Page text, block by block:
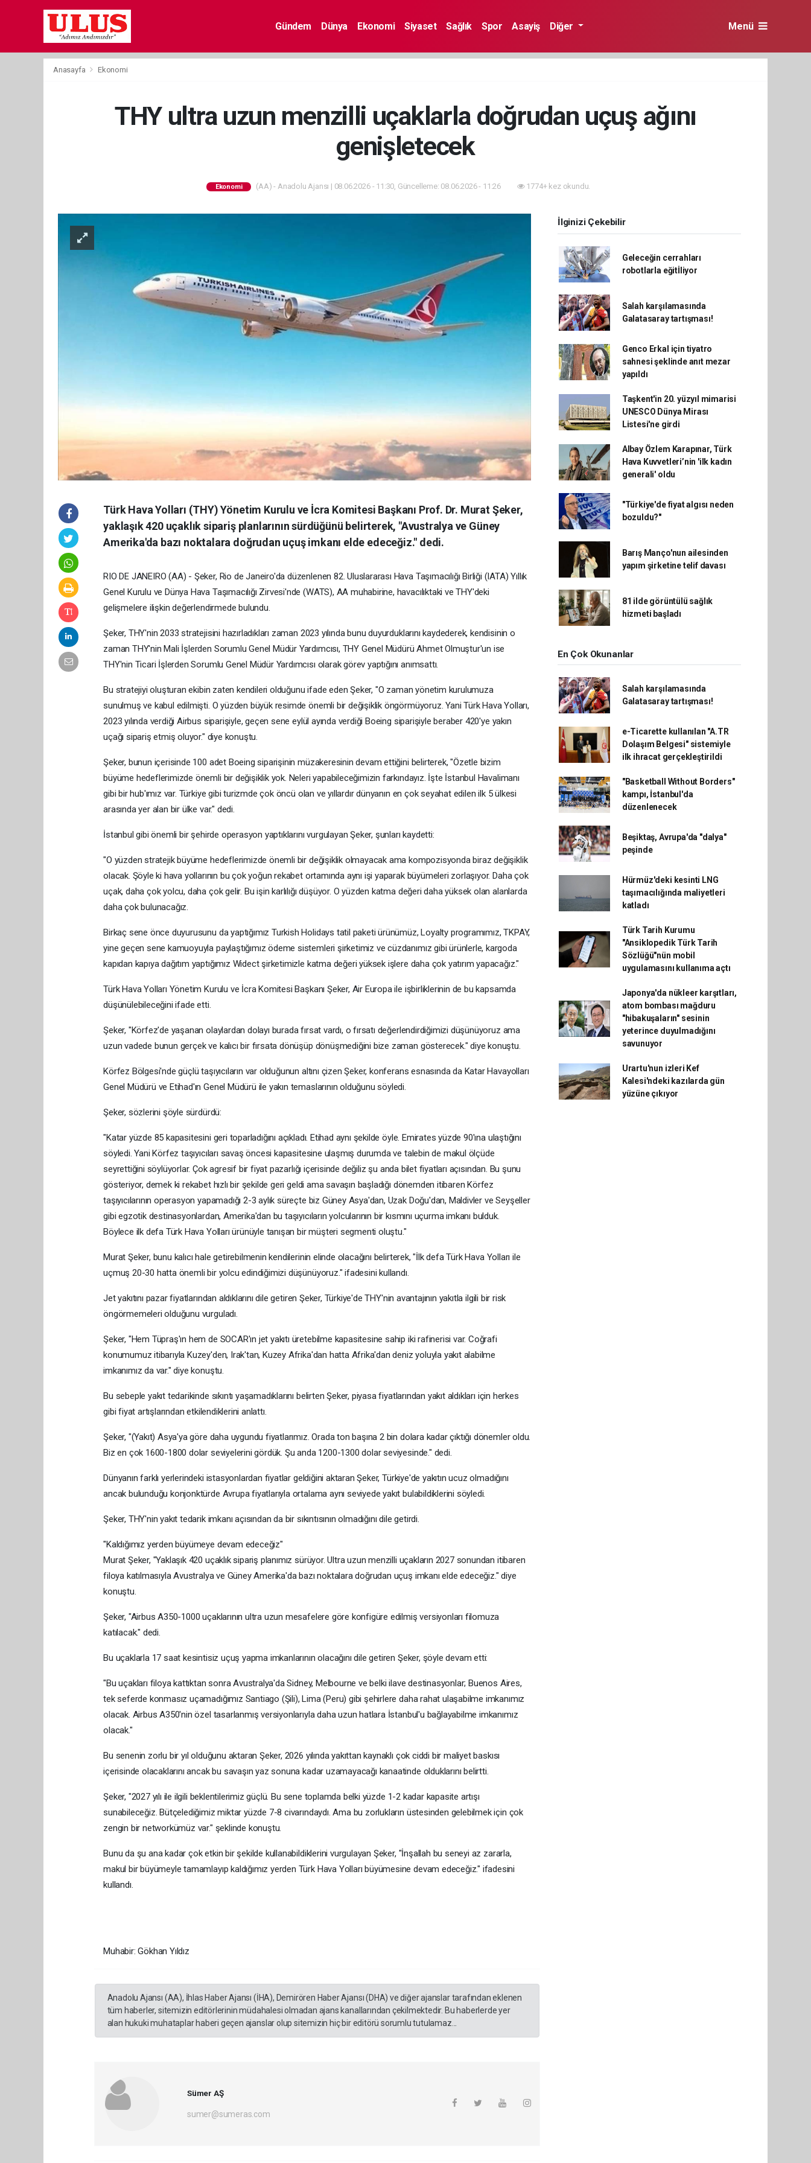
Gündem Dünya Ekonomi Siyaset Sağlık Spor Asayiş Diğer Menü
Anasayfa Ekonomi
THY ultra uzun menzilli uçaklarla doğrudan uçuş ağını
genişletecek
Ekonomi (AA) - Anadolu Ajansı | 08.06.2026 - 11:30, Güncelleme: 08.06.2026 - 11:26 1774+ kez okundu.
Türk Hava Yolları (THY) Yönetim Kurulu ve İcra Komitesi Başkanı Prof. Dr. Murat Şeker,
yaklaşık 420 uçaklık sipariş planlarının sürdüğünü belirterek, "Avustralya ve Güney
Amerika'da bazı noktalara doğrudan uçuş imkanı elde edeceğiz." dedi.
RIO DE JANEIRO (AA) - Şeker, Rio de Janeiro'da düzenlenen 82. Uluslararası Hava Taşımacılığı Birliği (IATA) Yıllık
Genel Kurulu ve Dünya Hava Taşımacılığı Zirvesi'nde (WATS), AA muhabirine, havacılıktaki ve THY'deki
gelişmelere ilişkin değerlendirmede bulundu.
Şeker, THY'nin 2033 stratejisini hazırladıkları zaman 2023 yılında bunu duyurduklarını kaydederek, kendisinin o
zaman THY'nin Mali İşlerden Sorumlu Genel Müdür Yardımcısı, THY Genel Müdürü Ahmet Olmuştur'un ise
THY'nin Ticari İşlerden Sorumlu Genel Müdür Yardımcısı olarak görev yaptığını anımsattı.
Bu stratejiyi oluşturan ekibin zaten kendileri olduğunu ifade eden Şeker, "O zaman yönetim kurulumuza
sunulmuş ve kabul edilmişti. O yüzden büyük resimde önemli bir değişiklik öngörmüyoruz. Yani Türk Hava Yolları,
2023 yılında verdiği Airbus siparişiyle, geçen sene eylül ayında verdiği Boeing siparişiyle beraber 420'ye yakın
uçağı sipariş etmiş oluyor." diye konuştu.
Şeker, bunun içerisinde 100 adet Boeing siparişinin müzakeresinin devam ettiğini belirterek, "Özetle bizim
büyüme hedeflerimizde önemli bir değişiklik yok. Neleri yapabileceğimizin farkındayız. İşte İstanbul Havalimanı
gibi bir hub'ımız var. Türkiye gibi turizmde çok öncü olan ve yıllardır dünyanın en çok seyahat edilen ilk 5 ülkesi
arasında yer alan bir ülke var." dedi.
İstanbul gibi önemli bir şehirde operasyon yaptıklarını vurgulayan Şeker, şunları kaydetti:
"O yüzden stratejik büyüme hedeflerimizde önemli bir değişiklik olmayacak ama kompozisyonda biraz değişiklik
olacak. Şöyle ki hava yollarının bu çok yoğun rekabet ortamında aynı işi yaparak büyümeleri zorlaşıyor. Daha çok
uçak, daha çok yolcu, daha çok gelir. Bu işin karlılığı düşüyor. O yüzden katma değeri daha yüksek olan alanlarda
daha çok bulunacağız.
Birkaç sene önce duyurusunu da yaptığımız Turkish Holidays tatil paketi ürünümüz, Loyalty programımız, TKPAY,
yine geçen sene kamuoyuyla paylaştığımız ödeme sistemleri şirketimiz ve cüzdanımız gibi ürünlerle, kargoda
kapıdan kapıya dağıtım yaptığımız Widect şirketimizle katma değeri yüksek işlere daha çok yatırım yapacağız."
Türk Hava Yolları Yönetim Kurulu ve İcra Komitesi Başkanı Şeker, Air Europa ile işbirliklerinin de bu kapsamda
düşünülebileceğini ifade etti.
Şeker, "Körfez'de yaşanan olaylardan dolayı burada fırsat vardı, o fırsatı değerlendirdiğimizi düşünüyoruz ama
uzun vadede bunun gerçek ve kalıcı bir fırsata dönüşüp dönüşmediğini bize zaman gösterecek." diye konuştu.
Körfez Bölgesi'nde güçlü taşıyıcıların var olduğunun altını çizen Şeker, konferans esnasında da Katar Havayolları
Genel Müdürü ve Etihad'ın Genel Müdürü ile yakın temaslarının olduğunu söyledi.
Şeker, sözlerini şöyle sürdürdü:
"Katar yüzde 85 kapasitesini geri toparladığını açıkladı. Etihad aynı şekilde öyle. Emirates yüzde 90'ına ulaştığını
söyledi. Yani Körfez taşıyıcıları savaş öncesi kapasitesine ulaşmış durumda ve talebin de makul ölçüde
seyrettiğini söylüyorlar. Çok agresif bir fiyat pazarlığı içerisinde değiliz şu anda bilet fiyatları açısından. Bu şunu
gösteriyor, demek ki rekabet hızlı bir şekilde geri geldi ama savaşın başladığı dönemden itibaren Körfez
taşıyıcılarının operasyon yapamadığı 2-3 aylık süreçte biz Güney Asya'dan, Uzak Doğu'dan, Maldivler ve Seyşeller
gibi egzotik destinasyonlardan, Amerika'dan bu taşıyıcıların yolcularının bir kısmını uçurma imkanı bulduk.
Böylece ilk defa Türk Hava Yolları ürünüyle tanışan bir müşteri segmenti oluştu."
Murat Şeker, bunu kalıcı hale getirebilmenin kendilerinin elinde olacağını belirterek, "İlk defa Türk Hava Yolları ile
uçmuş 20-30 hatta önemli bir yolcu edindiğimizi düşünüyoruz." ifadesini kullandı.
Jet yakıtını pazar fiyatlarından aldıklarını dile getiren Şeker, Türkiye'de THY'nin avantajının yakıtla ilgili bir risk
öngörmemeleri olduğunu vurguladı.
Şeker, "Hem Tüpraş'ın hem de SOCAR'ın jet yakıtı üretebilme kapasitesine sahip iki rafinerisi var. Coğrafi
konumumuz itibarıyla Kuzey'den, Irak'tan, Kuzey Afrika'dan hatta Afrika'dan deniz yoluyla yakıt alabilme
imkanımız da var." diye konuştu.
Bu sebeple yakıt tedarikinde sıkıntı yaşamadıklarını belirten Şeker, piyasa fiyatlarından yakıt aldıkları için herkes
gibi fiyat artışlarından etkilendiklerini anlattı.
Şeker, "(Yakıt) Asya'ya göre daha uygundu fiyatlarımız. Orada ton başına 2 bin dolara kadar çıktığı dönemler oldu.
Biz en çok 1600-1800 dolar seviyelerini gördük. Şu anda 1200-1300 dolar seviyesinde." dedi.
Dünyanın farklı yerlerindeki istasyonlardan fiyatlar geldiğini aktaran Şeker, Türkiye'de yakıtın ucuz olmadığını
ancak bulunduğu konjonktürde Avrupa fiyatlarıyla ortalama aynı seviyede yakıt bulabildiklerini söyledi.
Şeker, THY'nin yakıt tedarik imkanı açısından da bir sıkıntısının olmadığını dile getirdi.
"Kaldığımız yerden büyümeye devam edeceğiz"
Murat Şeker, "Yaklaşık 420 uçaklık sipariş planımız sürüyor. Ultra uzun menzilli uçakların 2027 sonundan itibaren
filoya katılmasıyla Avustralya ve Güney Amerika'da bazı noktalara doğrudan uçuş imkanı elde edeceğiz." diye
konuştu.
Şeker, "Airbus A350-1000 uçaklarının ultra uzun mesafelere göre konfigüre edilmiş versiyonları filomuza
katılacak." dedi.
Bu uçaklarla 17 saat kesintisiz uçuş yapma imkanlarının olacağını dile getiren Şeker, şöyle devam etti:
"Bu uçakları filoya kattıktan sonra Avustralya'da Sidney, Melbourne ve belki ilave destinasyonlar; Buenos Aires,
tek seferde konmasız uçamadığımız Santiago (Şili), Lima (Peru) gibi şehirlere daha rahat ulaşabilme imkanımız
olacak. Airbus A350'nin özel tasarlanmış versiyonlarıyla daha uzun hatlara İstanbul'u bağlayabilme imkanımız
olacak."
Bu senenin zorlu bir yıl olduğunu aktaran Şeker, 2026 yılında yakıttan kaynaklı çok ciddi bir maliyet baskısı
içerisinde olacaklarını ancak bu savaşın yaz sonuna kadar uzamayacağı kanaatinde olduklarını belirtti.
Şeker, "2027 yılı ile ilgili beklentilerimiz güçlü. Bu sene toplamda belki yüzde 1-2 kadar kapasite artışı
sunabileceğiz. Bütçelediğimiz miktar yüzde 7-8 civarındaydı. Ama bu zorlukların üstesinden gelebilmek için çok
zengin bir networkümüz var." şeklinde konuştu.
Bunu da şu ana kadar çok etkin bir şekilde kullanabildiklerini vurgulayan Şeker, "İnşallah bu seneyi az zararla,
makul bir büyümeyle tamamlayıp kaldığımız yerden Türk Hava Yolları büyümesine devam edeceğiz." ifadesini
kullandı.
Muhabir: Gökhan Yıldız
Anadolu Ajansı (AA), İhlas Haber Ajansı (İHA), Demirören Haber Ajansı (DHA) ve diğer ajanslar tarafından eklenen
tüm haberler, sitemizin editörlerinin müdahalesi olmadan ajans kanallarından çekilmektedir. Bu haberlerde yer
alan hukuki muhataplar haberi geçen ajanslar olup sitemizin hiç bir editörü sorumlu tutulamaz...
Sümer AŞ
sumer@sumeras.com
İlginizi Çekebilir
Geleceğin cerrahları
robotlarla eğitİliyor
Salah karşılamasında
Galatasaray tartışması!
Genco Erkal için tiyatro
sahnesi şeklinde anıt mezar
yapıldı
Taşkent'in 20. yüzyıl mimarisi
UNESCO Dünya Mirası
Listesi'ne girdi
Albay Özlem Karapınar, Türk
Hava Kuvvetleri’nin 'ilk kadın
generali' oldu
"Türkiye'de fiyat algısı neden
bozuldu?"
Barış Manço'nun ailesinden
yapım şirketine telif davası
81 ilde görüntülü sağlık
hizmeti başladı
En Çok Okunanlar
Salah karşılamasında
Galatasaray tartışması!
e-Ticarette kullanılan "A.TR
Dolaşım Belgesi" sistemiyle
ilk ihracat gerçekleştirildi
"Basketball Without Borders"
kampı, İstanbul'da
düzenlenecek
Beşiktaş, Avrupa'da "dalya"
peşinde
Hürmüz'deki kesinti LNG
taşımacılığında maliyetleri
katladı
Türk Tarih Kurumu
"Ansiklopedik Türk Tarih
Sözlüğü"nün mobil
uygulamasını kullanıma açtı
Japonya'da nükleer karşıtları,
atom bombası mağduru
"hibakuşaların" sesinin
yeterince duyulmadığını
savunuyor
Urartu'nun izleri Kef
Kalesi'ndeki kazılarda gün
yüzüne çıkıyor